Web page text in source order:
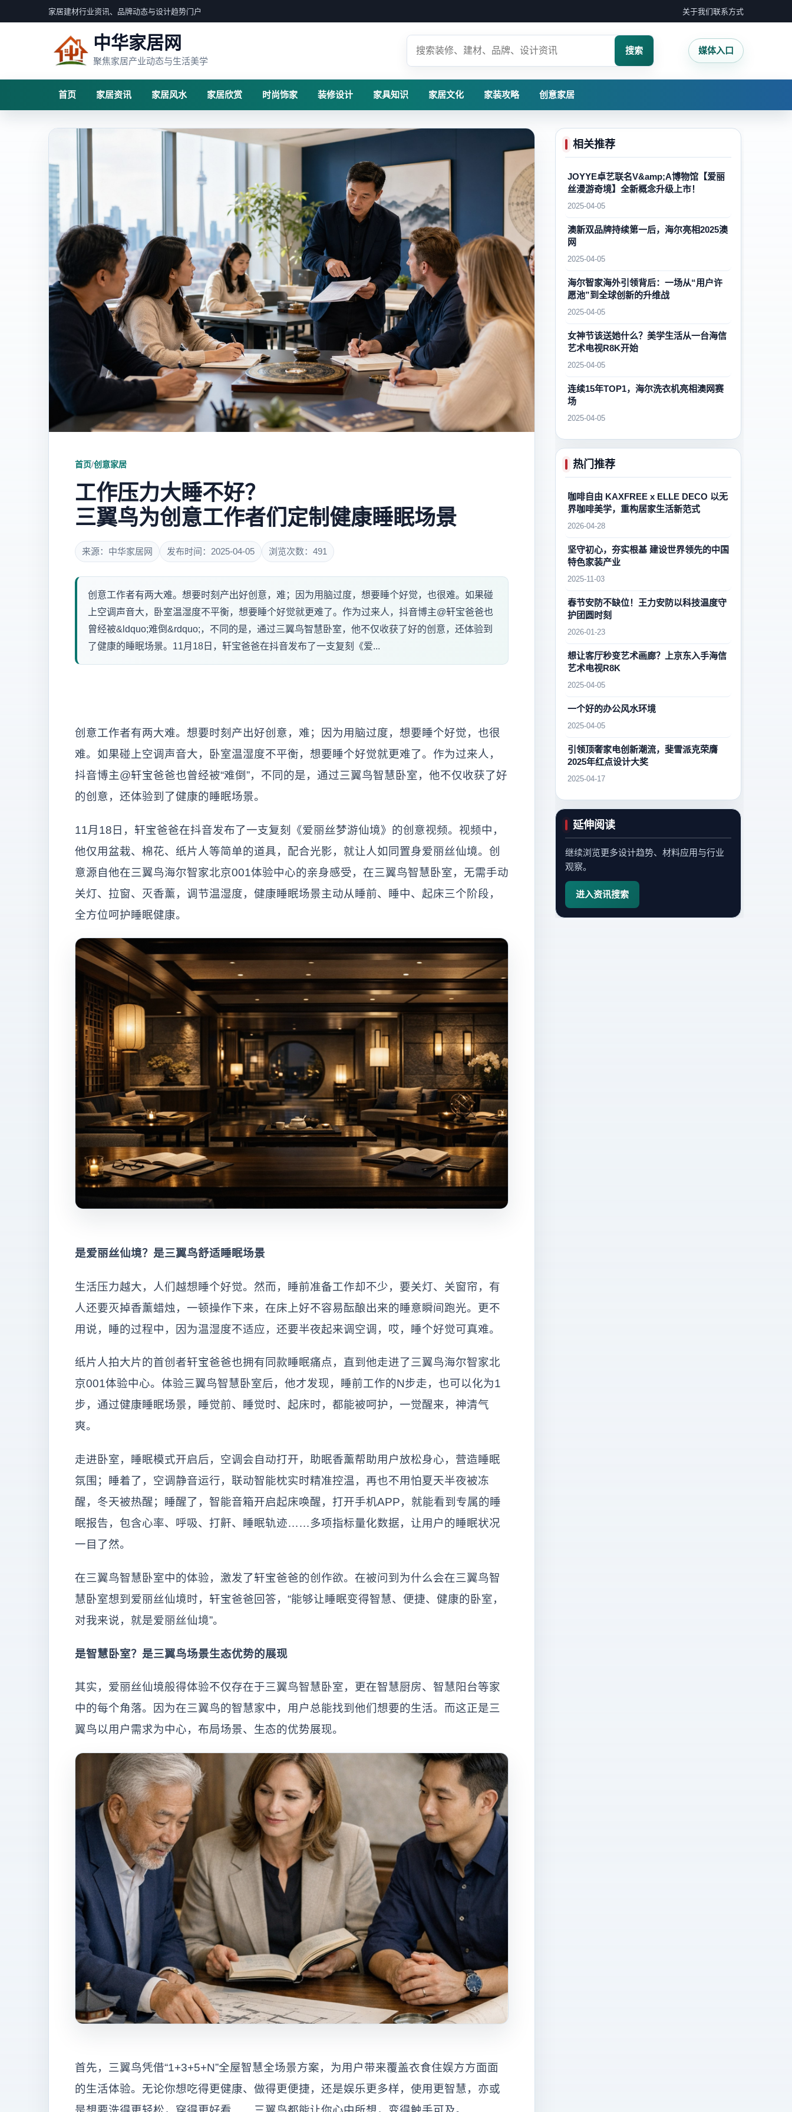
家居建材行业资讯、品牌动态与设计趋势门户 关于我们联系方式
中华家居网
聚焦家居产业动态与生活美学
搜索 媒体入口
首页 家居资讯 家居风水 家居欣赏 时尚饰家 装修设计 家具知识 家居文化 家装攻略 创意家居
首页/创意家居
工作压力大睡不好？
三翼鸟为创意工作者们定制健康睡眠场景
来源：中华家居网 发布时间：2025-04-05 浏览次数：491
创意工作者有两大难。想要时刻产出好创意，难；因为用脑过度，想要睡个好觉，也很难。如果碰
上空调声音大，卧室温湿度不平衡，想要睡个好觉就更难了。作为过来人，抖音博主@轩宝爸爸也
曾经被&ldquo;难倒&rdquo;，不同的是，通过三翼鸟智慧卧室，他不仅收获了好的创意，还体验到
了健康的睡眠场景。11月18日，轩宝爸爸在抖音发布了一支复刻《爱...
创意工作者有两大难。想要时刻产出好创意，难；因为用脑过度，想要睡个好觉，也很
难。如果碰上空调声音大，卧室温湿度不平衡，想要睡个好觉就更难了。作为过来人，
抖音博主@轩宝爸爸也曾经被“难倒”，不同的是，通过三翼鸟智慧卧室，他不仅收获了好
的创意，还体验到了健康的睡眠场景。
11月18日，轩宝爸爸在抖音发布了一支复刻《爱丽丝梦游仙境》的创意视频。视频中，
他仅用盆栽、棉花、纸片人等简单的道具，配合光影，就让人如同置身爱丽丝仙境。创
意源自他在三翼鸟海尔智家北京001体验中心的亲身感受，在三翼鸟智慧卧室，无需手动
关灯、拉窗、灭香薰，调节温湿度，健康睡眠场景主动从睡前、睡中、起床三个阶段，
全方位呵护睡眠健康。
是爱丽丝仙境？是三翼鸟舒适睡眠场景
生活压力越大，人们越想睡个好觉。然而，睡前准备工作却不少，要关灯、关窗帘，有
人还要灭掉香薰蜡烛，一顿操作下来，在床上好不容易酝酿出来的睡意瞬间跑光。更不
用说，睡的过程中，因为温湿度不适应，还要半夜起来调空调，哎，睡个好觉可真难。
纸片人拍大片的首创者轩宝爸爸也拥有同款睡眠痛点，直到他走进了三翼鸟海尔智家北
京001体验中心。体验三翼鸟智慧卧室后，他才发现，睡前工作的N步走，也可以化为1
步，通过健康睡眠场景，睡觉前、睡觉时、起床时，都能被呵护，一觉醒来，神清气
爽。
走进卧室，睡眠模式开启后，空调会自动打开，助眠香薰帮助用户放松身心，营造睡眠
氛围；睡着了，空调静音运行，联动智能枕实时精准控温，再也不用怕夏天半夜被冻
醒，冬天被热醒；睡醒了，智能音箱开启起床唤醒，打开手机APP，就能看到专属的睡
眠报告，包含心率、呼吸、打鼾、睡眠轨迹……多项指标量化数据，让用户的睡眠状况
一目了然。
在三翼鸟智慧卧室中的体验，激发了轩宝爸爸的创作欲。在被问到为什么会在三翼鸟智
慧卧室想到爱丽丝仙境时，轩宝爸爸回答，“能够让睡眠变得智慧、便捷、健康的卧室，
对我来说，就是爱丽丝仙境”。
是智慧卧室？是三翼鸟场景生态优势的展现
其实，爱丽丝仙境般得体验不仅存在于三翼鸟智慧卧室，更在智慧厨房、智慧阳台等家
中的每个角落。因为在三翼鸟的智慧家中，用户总能找到他们想要的生活。而这正是三
翼鸟以用户需求为中心，布局场景、生态的优势展现。
首先，三翼鸟凭借“1+3+5+N”全屋智慧全场景方案，为用户带来覆盖衣食住娱方方面面
的生活体验。无论你想吃得更健康、做得更便捷，还是娱乐更多样，使用更智慧，亦或
相关推荐
JOYYE卓艺联名V&amp;A博物馆【爱丽
丝漫游奇境】全新概念升级上市！
2025-04-05
澳新双品牌持续第一后，海尔亮相2025澳
网
2025-04-05
海尔智家海外引领背后：一场从“用户许
愿池”到全球创新的升维战
2025-04-05
女神节该送她什么？美学生活从一台海信
艺术电视R8K开始
2025-04-05
连续15年TOP1，海尔洗衣机亮相澳网赛
场
2025-04-05
热门推荐
咖啡自由 KAXFREE x ELLE DECO 以无
界咖啡美学，重构居家生活新范式
2026-04-28
坚守初心，夯实根基 建设世界领先的中国
特色家装产业
2025-11-03
春节安防不缺位！王力安防以科技温度守
护团圆时刻
2026-01-23
想让客厅秒变艺术画廊？上京东入手海信
艺术电视R8K
2025-04-05
一个好的办公风水环境
2025-04-05
引领顶奢家电创新潮流，斐雪派克荣膺
2025年红点设计大奖
2025-04-17
延伸阅读
继续浏览更多设计趋势、材料应用与行业
观察。
进入资讯搜索